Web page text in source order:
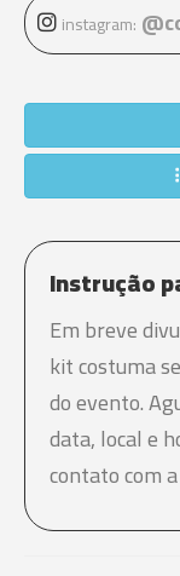
instagram:
Instrução
Em breve
kit costuma
do evento.
data, local e
contato com